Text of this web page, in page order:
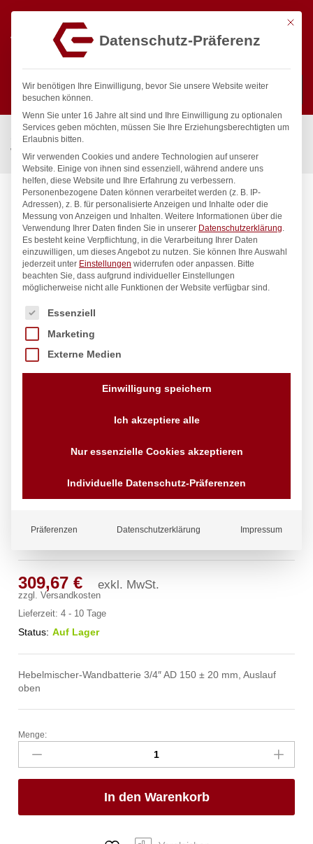
Suchen
Start / Gastronomiebedarf & Gastro Geräte für Profis
Wassertechnik
Wandbatterie master Wandbatterie 1/2″
master Wandbatterie 1/2″
309,67€ exkl. MwSt.
zzgl.Versandkosten
Lieferzeit:4 - 10 Tage
Status: Auf Lager
Hebelmischer-Wandbatterie 3/4″ AD 150 ± 20 mm, Auslauf
oben
master
Wandbatterie
1/2"
Anzahl
Menge:
In den Warenkorb
Mit
Datenschutz-Präferenz
Wir benötigen Ihre Einwilligung, bevor Sie unsere Website weiter
besuchen können.
Wenn Sie unter 16 Jahre alt sind und Ihre Einwilligung zu optionalen
Services geben möchten, müssen Sie Ihre Erziehungsberechtigten um
Erlaubnis bitten.
Wir verwenden Cookies und andere Technologien auf unserer
Website. Einige von ihnen sind essenziell, während andere uns
helfen, diese Website und Ihre Erfahrung zu verbessern.
Personenbezogene Daten können verarbeitet werden (z. B. IP-
Adressen), z. B. für personalisierte Anzeigen und Inhalte oder die
Messung von Anzeigen und Inhalten. Weitere Informationen über die
Verwendung Ihrer Daten finden Sie in unserer Datenschutzerklärung.
Es besteht keine Verpflichtung, in die Verarbeitung Ihrer Daten
einzuwilligen, um dieses Angebot zu nutzen. Sie können Ihre Auswahl
jederzeit unter Einstellungen widerrufen oder anpassen. Bitte
beachten Sie, dass aufgrund individueller Einstellungen
möglicherweise nicht alle Funktionen der Website verfügbar sind.
Es folgt eine Liste der Service-Gruppen, für die eine
Essenziell
Marketing
Externe Medien
Einwilligung speichern
Ich akzeptiere alle
Nur essenzielle Cookies akzeptieren
Individuelle Datenschutz-Präferenzen
Präferenzen Datenschutzerklärung Impressum